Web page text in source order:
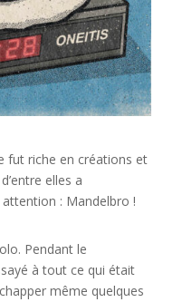
fut riche en créations et
elles a
: Mandelbro !
Pendant le
à tout ce qui était
même quelques